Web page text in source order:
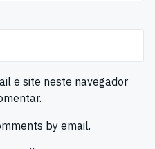
e site neste navegador
by email.